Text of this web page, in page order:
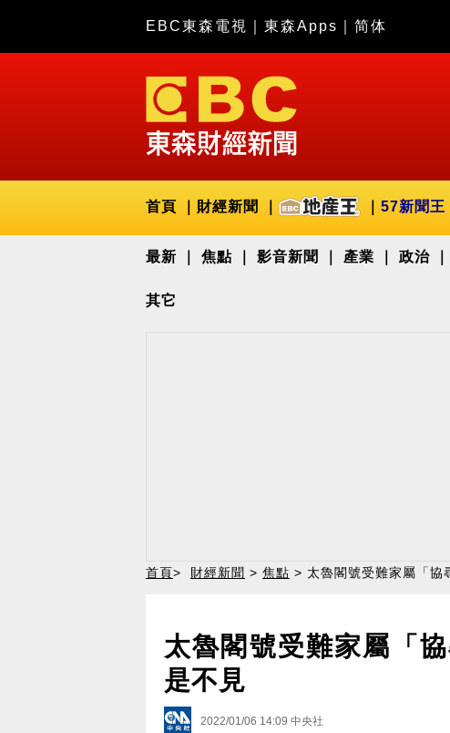
EBC東森電視 東森Apps 简体
首頁 財經新聞 57新聞王
最新 焦點 影音新聞 產業 政治
其它
首頁> 財經新聞 > 焦點 > 太魯閣號受難家屬「協
太魯閣號受難家屬「
是不見
2022/01/06 14:09 中央社